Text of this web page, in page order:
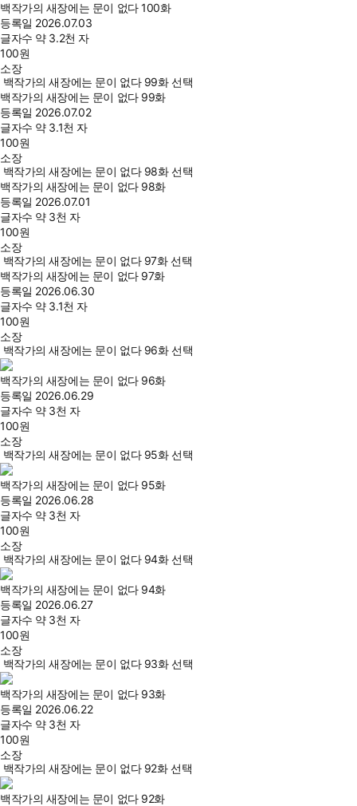
백작가의 새장에는 문이 없다 100화
등록일 2026.07.03
글자수 약 3.2천 자
100원
소장
백작가의 새장에는 문이 없다 99화 선택
백작가의 새장에는 문이 없다 99화
등록일 2026.07.02
글자수 약 3.1천 자
100원
소장
백작가의 새장에는 문이 없다 98화 선택
백작가의 새장에는 문이 없다 98화
등록일 2026.07.01
글자수 약 3천 자
100원
소장
백작가의 새장에는 문이 없다 97화 선택
백작가의 새장에는 문이 없다 97화
등록일 2026.06.30
글자수 약 3.1천 자
100원
소장
백작가의 새장에는 문이 없다 96화 선택
백작가의 새장에는 문이 없다 96화
등록일 2026.06.29
글자수 약 3천 자
100원
소장
백작가의 새장에는 문이 없다 95화 선택
백작가의 새장에는 문이 없다 95화
등록일 2026.06.28
글자수 약 3천 자
100원
소장
백작가의 새장에는 문이 없다 94화 선택
백작가의 새장에는 문이 없다 94화
등록일 2026.06.27
글자수 약 3천 자
100원
소장
백작가의 새장에는 문이 없다 93화 선택
백작가의 새장에는 문이 없다 93화
등록일 2026.06.22
글자수 약 3천 자
100원
소장
백작가의 새장에는 문이 없다 92화 선택
백작가의 새장에는 문이 없다 92화